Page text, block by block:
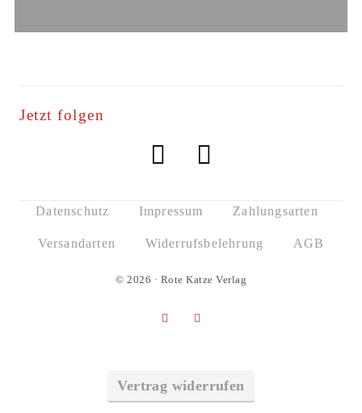
Jetzt folgen
Datenschutz Impressum Zahlungsarten
Versandarten Widerrufsbelehrung AGB
© 2026 · Rote Katze Verlag
Vertrag widerrufen